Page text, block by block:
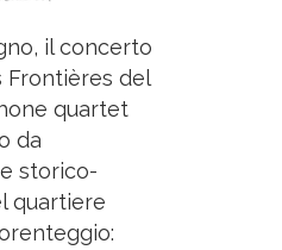
il concerto
Frontières del
quartet
da
storico-
quartiere